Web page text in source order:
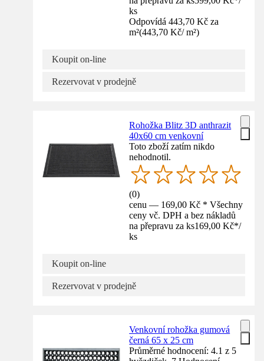
ks
Odpovídá 443,70 Kč za
m²(443,70 Kč/ m²)
Koupit on-line
Rezervovat v prodejně
Rohožka Blitz 3D anthrazit
40x60 cm venkovní
Toto zboží zatím nikdo
nehodnotil.
(0)
cenu — 169,00 Kč * Všechny
ceny vč. DPH a bez nákladů
na přepravu za ks169,00 Kč*/
ks
Koupit on-line
Rezervovat v prodejně
Venkovní rohožka gumová
černá 65 x 25 cm
Průměrné hodnocení: 4.1 z 5